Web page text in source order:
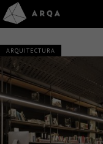
ARQUITECTURA